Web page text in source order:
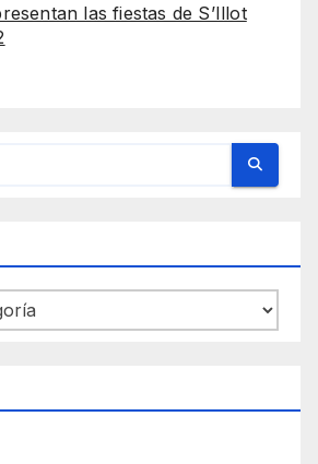
las fiestas de S’Illot